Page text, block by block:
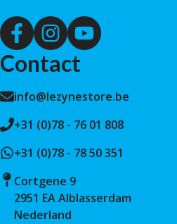
Contact
info@lezynestore.be
+31 (0)78 - 76 01 808
+31 (0)78 - 78 50 351
Cortgene 9
2951 EA Alblasserdam
Nederland